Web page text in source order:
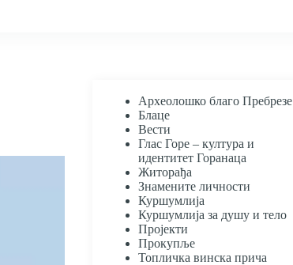
Археолошко благо Пребрезе
Блаце
Вести
Глас Горе – култура и
идентитет Горанаца
Житорађа
Знамените личности
Куршумлија
Куршумлија за душу и тело
Пројекти
Прокупље
Топличка винска прича